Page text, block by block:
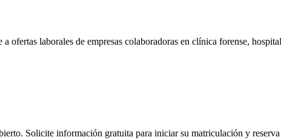
ofertas laborales de empresas colaboradoras en clínica forense,
Solicite información gratuita para iniciar su matriculación y reserva